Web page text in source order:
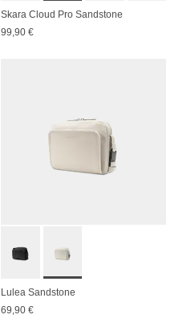
Skara Cloud Pro Sandstone
99,90 €
Lulea Sandstone
69,90 €